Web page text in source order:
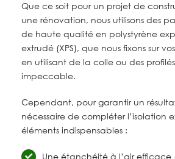
Que ce soit pour un projet de
une rénovation, nous utilisons des
de haute qualité en polystyrène
extrudé (XPS), que nous fixons sur
en utilisant de la colle ou des
impeccable.
Cependant, pour garantir un
nécessaire de compléter l’isolation
éléments indispensables :
Une étanchéité à l’air efficace